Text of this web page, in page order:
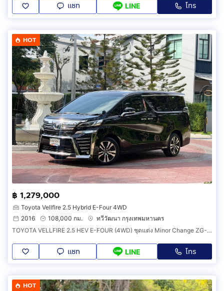
แชท LINE โทร
HOT
฿ 1,279,000
Toyota Vellfire 2.5 Hybrid E-Four 4WD
2016
108,000 กม.
ทวีวัฒนา กรุงเทพมหานคร
TOYOTA VELLFIRE 2.5 HEV E-FOUR (4WD) ชุดแต่ง Minor Change ZG-Edition รอบคัน
แชท LINE โทร
HOT